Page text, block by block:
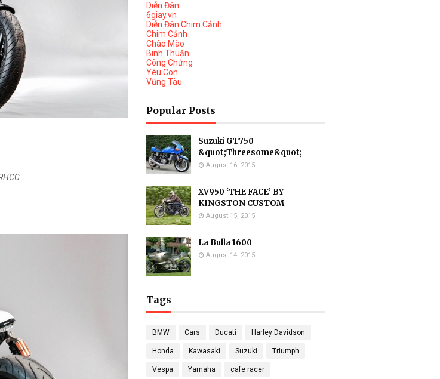
Diễn Đàn
6giay.vn
Diễn Đàn Chim Cảnh
Chim Cảnh
Chào Mào
Binh Thuận
Công Chứng
Yêu Con
Vũng Tàu
Popular Posts
Suzuki GT750
&quot;Threesome&quot;
August 16, 2015
XV950 ‘THE FACE’ BY
KINGSTON CUSTOM
August 15, 2015
La Bulla 1600
August 14, 2015
Tags
BMW Cars Ducati Harley Davidson
Honda Kawasaki Suzuki Triumph
Vespa Yamaha cafe racer